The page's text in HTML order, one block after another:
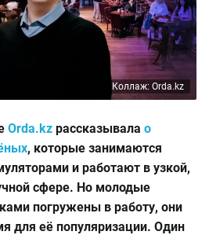
Коллаж: Orda.kz
Orda.kz рассказывала о
, которые занимаются
и работают в узкой,
сфере. Но молодые
погружены в работу, они
для её популяризации. Один